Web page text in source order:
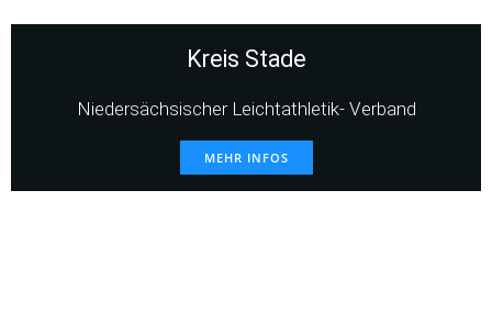
Kreis Stade
Niedersächsischer Leichtathletik- Verband
MEHR INFOS